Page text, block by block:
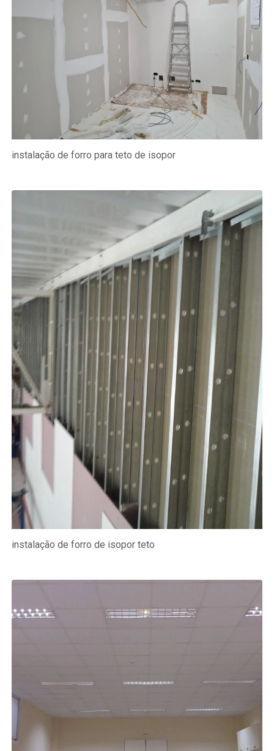
instalação de forro para teto de isopor
instalação de forro de isopor teto